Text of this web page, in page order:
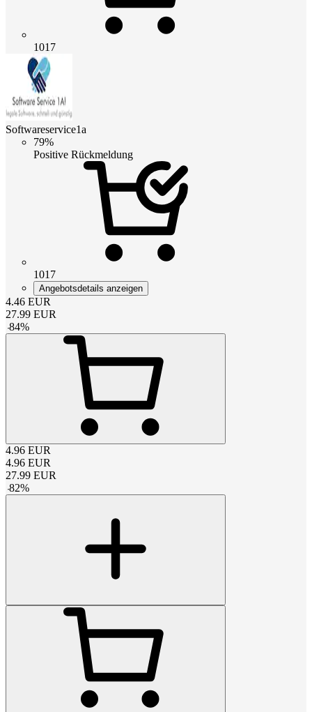
1017
Softwareservice1a
79%
Positive Rückmeldung
1017
Angebotsdetails anzeigen
4.46 EUR
27.99 EUR
-84%
4.96 EUR
4.96 EUR
27.99 EUR
-82%